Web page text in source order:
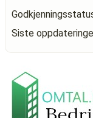
Siste